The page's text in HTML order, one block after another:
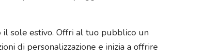
sole estivo. Offri al tuo pubblico un
di personalizzazione e inizia a offrire